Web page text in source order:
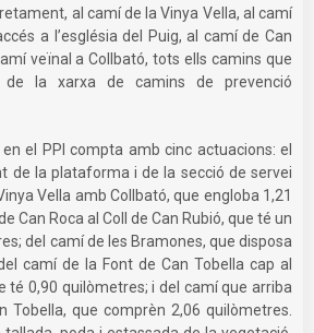
al camí de la Vinya Vella, al camí
a l’església del Puig, al camí de Can
veïnal a Collbató, tots ells camins que
la xarxa de camins de prevenció
en el PPI compta amb cinc actuacions: el
de la plataforma i de la secció de servei
Vella amb Collbató, que engloba 1,21
Can Roca al Coll de Can Rubió, que té un
del camí de les Bramones, que disposa
camí de la Font de Can Tobella cap al
té 0,90 quilòmetres; i del camí que arriba
Tobella, que comprèn 2,06 quilòmetres.